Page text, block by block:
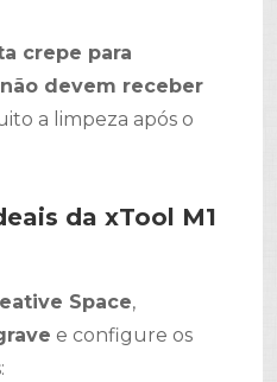
crepe para
devem receber
a limpeza após o
da xTool M1
Space,
e configure os